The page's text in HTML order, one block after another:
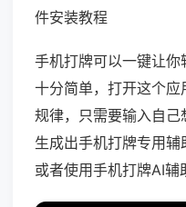
件安装教程
手机打牌可以一键让你
十分简单，打开这个
规律，只需要输入自
生成出手机打牌专用
或者使用手机打牌AI辅